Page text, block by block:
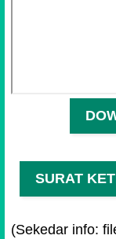
SURAT
(Sekedar info: